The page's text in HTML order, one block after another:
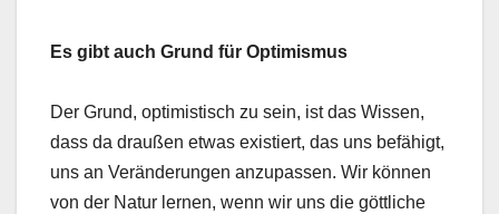
Es gibt auch Grund für Optimismus
Der Grund, optimistisch zu sein, ist das Wissen,
dass da draußen etwas existiert, das uns befähigt,
uns an Veränderungen anzupassen. Wir können
von der Natur lernen, wenn wir uns die göttliche